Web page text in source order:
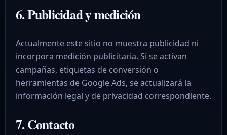
6. Publicidad y medición
Actualmente este sitio no muestra publicidad ni
incorpora medición publicitaria. Si se activan
campañas, etiquetas de conversión o
herramientas de Google Ads, se actualizará la
información legal y de privacidad correspondiente.
7. Contacto